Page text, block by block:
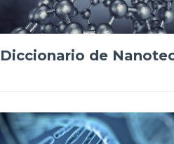
Diccionario de